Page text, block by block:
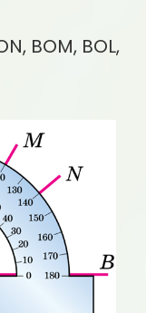
BOM, BOL,